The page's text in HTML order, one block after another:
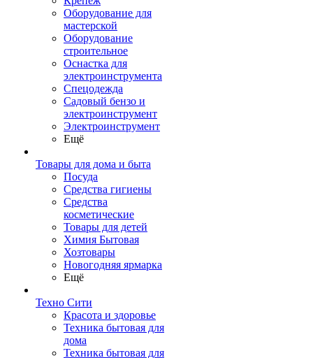
Оборудование для
мастерской
Оборудование
строительное
Оснастка для
электроинструмента
Спецодежда
Садовый бензо и
электроинструмент
Электроинструмент
Ещё
Товары для дома и быта
Посуда
Средства гигиены
Средства
косметические
Товары для детей
Химия Бытовая
Хозтовары
Новогодняя ярмарка
Ещё
Техно Сити
Красота и здоровье
Техника бытовая для
дома
Техника бытовая для